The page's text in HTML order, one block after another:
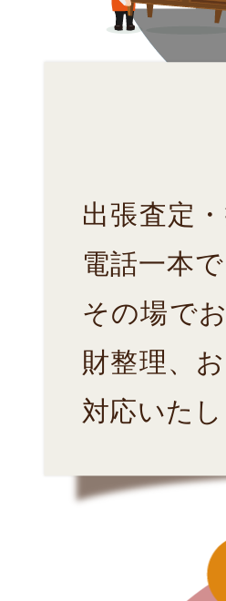
出張査定
電話一本
その場で
財整理、
対応いたし